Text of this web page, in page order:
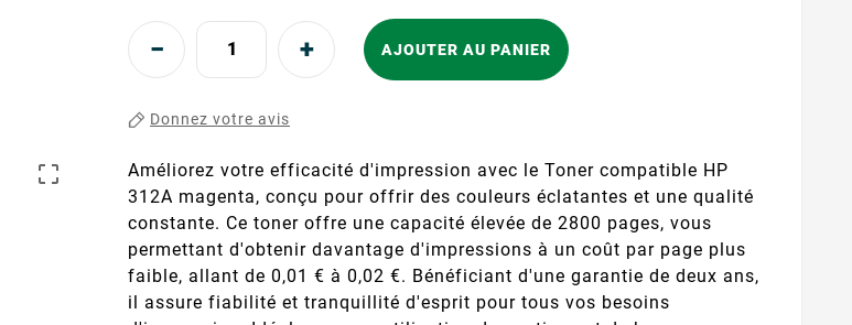

AJOUTER AU PANIER
Donnez votre avis
Améliorez votre efficacité d'impression avec le Toner compatible HP
312A magenta, conçu pour offrir des couleurs éclatantes et une qualité
constante. Ce toner offre une capacité élevée de 2800 pages, vous
permettant d'obtenir davantage d'impressions à un coût par page plus
faible, allant de 0,01 € à 0,02 €. Bénéficiant d'une garantie de deux ans,
il assure fiabilité et tranquillité d'esprit pour tous vos besoins